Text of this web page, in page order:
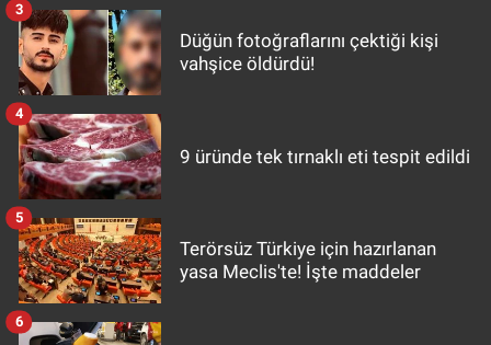
Düğün fotoğraflarını çektiği kişi
vahşice öldürdü!
3
9 üründe tek tırnaklı eti tespit edildi
4
Terörsüz Türkiye için hazırlanan
yasa Meclis'te! İşte maddeler
5
6